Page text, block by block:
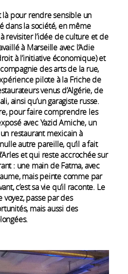
là pour rendre sensible un
dans la société, en même
revisiter l’idée de culture et de
à Marseille avec l’Adie
à l’initiative économique) et
des arts de la rue,
pilote à la Friche de
venus d’Algérie, de
ainsi qu’un garagiste russe.
pour faire comprendre les
avec Yazid Amiche, un
restaurant mexicain à
autre pareille, qu’il a fait
et qui reste accrochée sur
: une main de Fatma, avec
mais peinte comme par
c’est sa vie qu’il raconte. Le
passe par des
mais aussi des